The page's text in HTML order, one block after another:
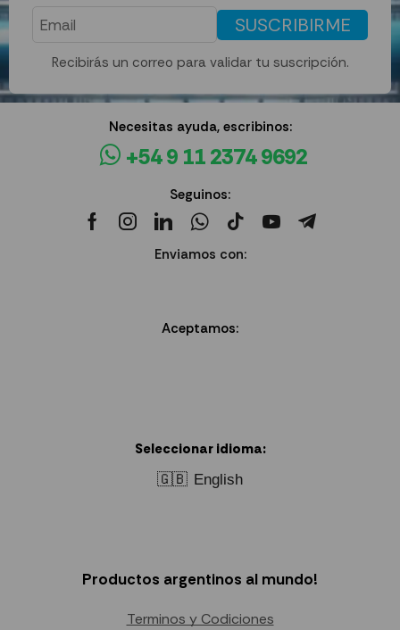
SUSCRIBIRME
Recibirás un correo para validar tu suscripción.
Necesitas ayuda, escribinos:
+54 9 11 2374 9692
Seguinos:
Enviamos con:
Aceptamos:
Seleccionar idioma:
🇬🇧 English
Productos argentinos al mundo!
Terminos y Codiciones